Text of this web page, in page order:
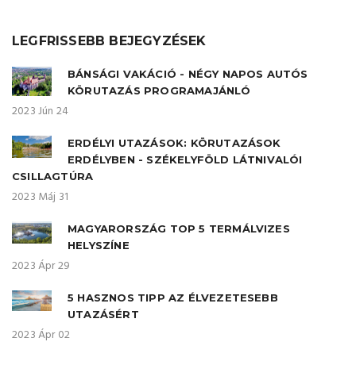
LEGFRISSEBB BEJEGYZÉSEK
BÁNSÁGI VAKÁCIÓ - NÉGY NAPOS AUTÓS
KÖRUTAZÁS PROGRAMAJÁNLÓ
2023 Jún 24
ERDÉLYI UTAZÁSOK: KÖRUTAZÁSOK
ERDÉLYBEN - SZÉKELYFÖLD LÁTNIVALÓI
CSILLAGTÚRA
2023 Máj 31
MAGYARORSZÁG TOP 5 TERMÁLVIZES
HELYSZÍNE
2023 Ápr 29
5 HASZNOS TIPP AZ ÉLVEZETESEBB
UTAZÁSÉRT
2023 Ápr 02